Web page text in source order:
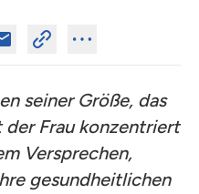
seiner Größe, das
der Frau konzentriert
Versprechen,
gesundheitlichen